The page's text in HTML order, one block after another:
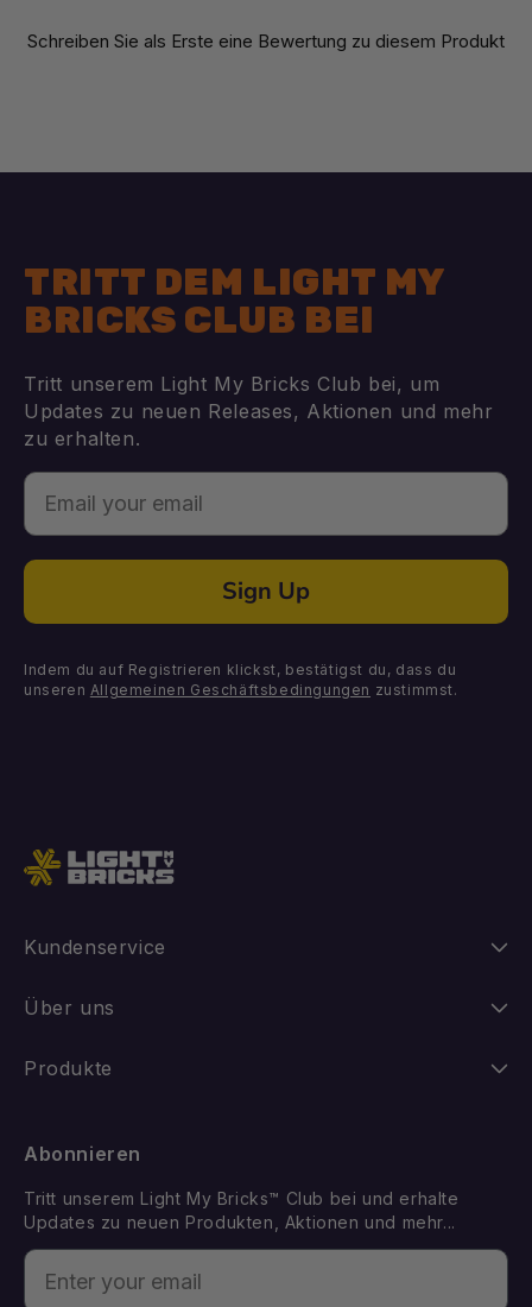
Schreiben Sie als Erste eine Bewertung zu diesem Produkt
TRITT DEM LIGHT MY
BRICKS CLUB BEI
Tritt unserem Light My Bricks Club bei, um
Updates zu neuen Releases, Aktionen und mehr
zu erhalten.
Email
Sign Up
Indem du auf Registrieren klickst, bestätigst du, dass du
unseren Allgemeinen Geschäftsbedingungen zustimmst.
Kundenservice
Anleitungen
Withdraw from Contract
Kontakt
Fehlende Komponenten
Über uns
Unsere Geschichte
LEGO Set vorschlagen
Geschenkkarte
Produkte
Demnächst erhältlich
Licht-Kits
Abonnieren
Tritt unserem Light My Bricks™ Club bei und erhalte
Updates zu neuen Produkten, Aktionen und mehr...
Enter your email